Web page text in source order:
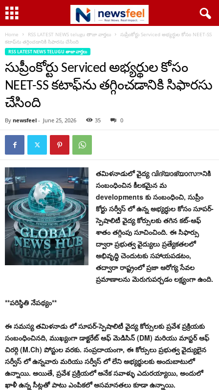
Home RSS LATEST NEWS telugu తాజా వార్తలు
సుప్రీంకోర్టు Serviced అభ్యర్థుల కోసం NEET-SS
కటాఫ్‌ను తగ్గించడానికి సిఫారసు చేసింది
RSS LATEST NEWS TELUGU తాజా వార్తలు
సుప్రీంకోర్టు Serviced అభ్యర్థుల కోసం
NEET-SS కటాఫ్‌ను తగ్గించడానికి సిఫారసు
చేసింది
By newsfeel - June 25, 2026 35 0
తమిళనాడులో వైద్య വിദ്യാഭ്യാസానికి
సంబంధించిన కీలకమైన మ
developments కు సంబంధించి, సుప్రీం
కోర్టు సర్వీస్ లో ఉన్న అభ్యర్ధుల కోసం సూపర్-
స్పెషాలిటీ వైద్య కోర్సులకు తగిన కట్-ఆఫ్
శాతం తగ్గింపు సూచించింది. ఈ సిఫార్సు
ద్వారా ప్రభుత్వ వైద్యులు ప్రత్యేకతలలో
అభివృద్ధి చెందుటకు సహాయపడటం,
తద్వారా రాష్ట్రంలో ప్రజా ఆరోగ్య సేవల
ప్రమాణాలను మెరుగుపర్చడం లక్ష్యంగా ఉంది.
**పరిస్థితి నేపథ్యం**
ఈ సమస్య తమిళనాడు లో సూపర్-స్పెషాలిటీ వైద్య కోర్సులకు ప్రవేశ ప్రక్రియకు
సంబంధించినది, ముఖ్యంగా డాక్టరేట్ ఆఫ్ మెడిసిన్ (DM) మరియు మాస్టర్ ఆఫ్
చిరర్గి (M.Ch) పోస్టుల వరకు. సంప్రదాయంగా, ఈ కోర్సులు ప్రభుత్వ వైద్యులైన
సర్వీస్ లో ఉన్నవారు మరియు సర్వీస్ లో లేని అభ్యర్థులకు అందుబాటులో
ఉన్నాయి. అయితే, ప్రవేశ ప్రక్రియలో అనేక సవాళ్ళు ఎదురయ్యాయి, అందులో
ఖాళీ ఉన్న సీట్లతో పాటు ఎంపికలో అసమానతలు కూడా ఉన్నాయి.